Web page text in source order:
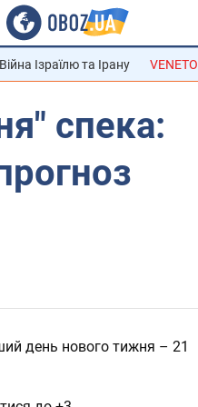
Війна Ізраїлю та Ірану VENETO
спека:
день нового тижня – 21